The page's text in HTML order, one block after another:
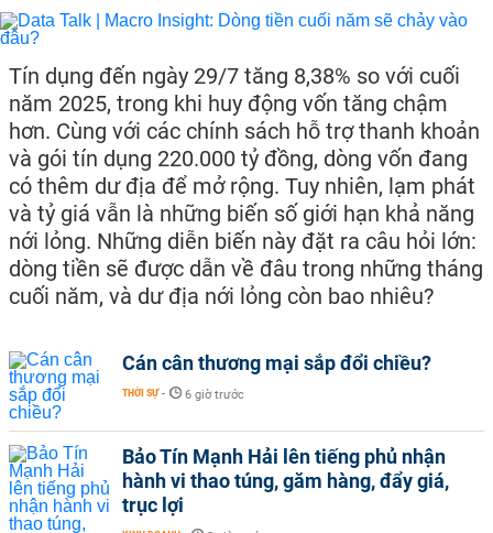
Tín dụng đến ngày 29/7 tăng 8,38% so với cuối
năm 2025, trong khi huy động vốn tăng chậm
hơn. Cùng với các chính sách hỗ trợ thanh khoản
và gói tín dụng 220.000 tỷ đồng, dòng vốn đang
có thêm dư địa để mở rộng. Tuy nhiên, lạm phát
và tỷ giá vẫn là những biến số giới hạn khả năng
nới lỏng. Những diễn biến này đặt ra câu hỏi lớn:
dòng tiền sẽ được dẫn về đâu trong những tháng
cuối năm, và dư địa nới lỏng còn bao nhiêu?
Cán cân thương mại sắp đổi chiều?
THỜI SỰ - 6 giờ trước
Bảo Tín Mạnh Hải lên tiếng phủ nhận
hành vi thao túng, găm hàng, đẩy giá,
trục lợi